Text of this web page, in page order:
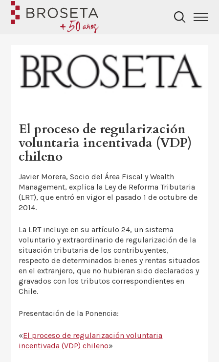
El proceso de regularización
voluntaria incentivada (VDP)
chileno
Javier Morera, Socio del Área Fiscal y Wealth
Management, explica la Ley de Reforma Tributaria
(LRT), que entró en vigor el pasado 1 de octubre de
2014.
La LRT incluye en su artículo 24, un sistema
voluntario y extraordinario de regularización de la
situación tributaria de los contribuyentes,
respecto de determinados bienes y rentas situados
en el extranjero, que no hubieran sido declarados y
gravados con los tributos correspondientes en
Chile.
Presentación de la Ponencia:
«El proceso de regularización voluntaria
incentivada (VDP) chileno»